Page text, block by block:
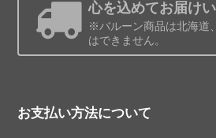
心を込めてお届け
※バルーン商品は北海道
はできません。
お支払い方法について